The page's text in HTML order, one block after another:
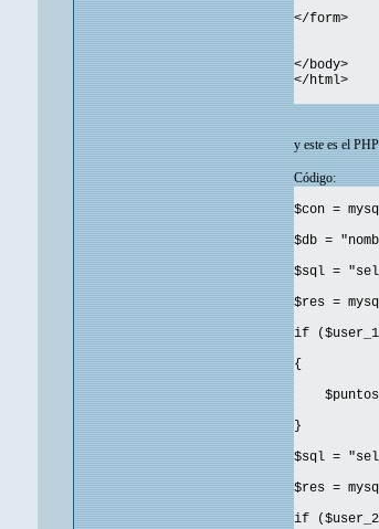
</form>
</body>
</html>
y este es el
Código:
$con =
$db =
$sql =
$res =
if
{
}
$sql =
$res =
if